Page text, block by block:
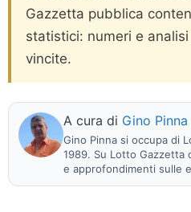
Gazzetta pubblica
statistici: numeri e
vincite.
A cura di Gino Pinna
Gino Pinna si occupa di
1989. Su Lotto Gazzetta
e approfondimenti sulle